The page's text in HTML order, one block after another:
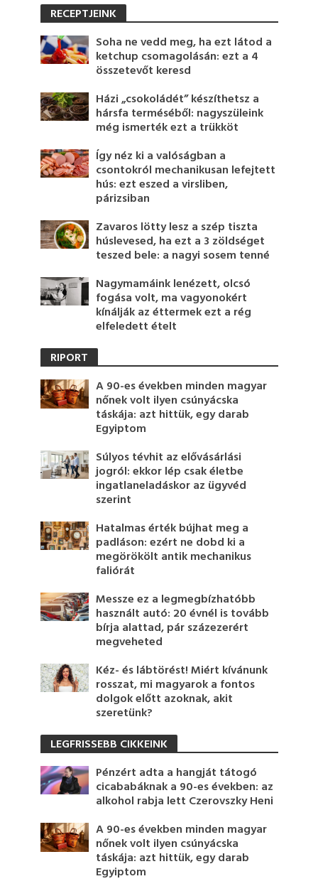
RECEPTJEINK
Soha ne vedd meg, ha ezt látod a
ketchup csomagolásán: ezt a 4
összetevőt keresd
Házi „csokoládét” készíthetsz a
hársfa terméséből: nagyszüleink
még ismerték ezt a trükköt
Így néz ki a valóságban a
csontokról mechanikusan lefejtett
hús: ezt eszed a virsliben,
párizsiban
Zavaros lötty lesz a szép tiszta
húslevesed, ha ezt a 3 zöldséget
teszed bele: a nagyi sosem tenné
Nagymamáink lenézett, olcsó
fogása volt, ma vagyonokért
kínálják az éttermek ezt a rég
elfeledett ételt
RIPORT
A 90-es években minden magyar
nőnek volt ilyen csúnyácska
táskája: azt hittük, egy darab
Egyiptom
Súlyos tévhit az elővásárlási
jogról: ekkor lép csak életbe
ingatlaneladáskor az ügyvéd
szerint
Hatalmas érték bújhat meg a
padláson: ezért ne dobd ki a
megörökölt antik mechanikus
faliórát
Messze ez a legmegbízhatóbb
használt autó: 20 évnél is tovább
bírja alattad, pár százezerért
megveheted
Kéz- és lábtörést! Miért kívánunk
rosszat, mi magyarok a fontos
dolgok előtt azoknak, akit
szeretünk?
LEGFRISSEBB CIKKEINK
Pénzért adta a hangját tátogó
cicababáknak a 90-es években: az
alkohol rabja lett Czerovszky Heni
A 90-es években minden magyar
nőnek volt ilyen csúnyácska
táskája: azt hittük, egy darab
Egyiptom